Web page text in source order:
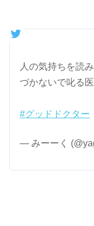
人の気持ちを読
づかないで叱る
#グッドドクター
— みーーく